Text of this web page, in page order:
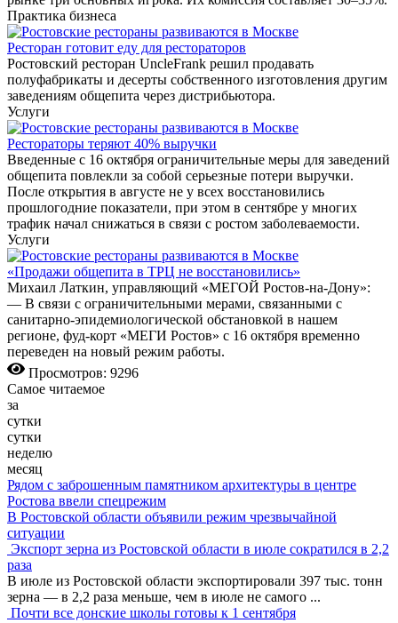
Практика бизнеса
Ресторан готовит еду для рестораторов
Ростовский ресторан UncleFrank решил продавать
полуфабрикаты и десерты собственного изготовления другим
заведениям общепита через дистрибьютора.
Услуги
Рестораторы теряют 40% выручки
Введенные с 16 октября ограничительные меры для заведений
общепита повлекли за собой серьезные потери выручки.
После открытия в августе не у всех восстановились
прошлогодние показатели, при этом в сентябре у многих
трафик начал снижаться в связи с ростом заболеваемости.
Услуги
«Продажи общепита в ТРЦ не восстановились»
Михаил Латкин, управляющий «МЕГОЙ Ростов-на-Дону»:
— В связи с ограничительными мерами, связанными с
санитарно-эпидемиологической обстановкой в нашем
регионе, фуд-корт «МЕГИ Ростов» с 16 октября временно
переведен на новый режим работы.
Просмотров: 9296
Самое читаемое
за
сутки
сутки
неделю
месяц
Рядом с заброшенным памятником архитектуры в центре
Ростова ввели спецрежим
В Ростовской области объявили режим чрезвычайной
ситуации
Экспорт зерна из Ростовской области в июле сократился в 2,2
раза
В июле из Ростовской области экспортировали 397 тыс. тонн
зерна — в 2,2 раза меньше, чем в июле не самого ...
Почти все донские школы готовы к 1 сентября